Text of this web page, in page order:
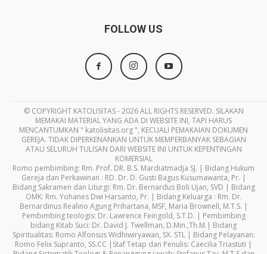
FOLLOW US
© COPYRIGHT KATOLISITAS - 2026 ALL RIGHTS RESERVED. SILAKAN
MEMAKAI MATERIAL YANG ADA DI WEBSITE INI, TAPI HARUS
MENCANTUMKAN " katolisitas.org ", KECUALI PEMAKAIAN DOKUMEN
GEREJA. TIDAK DIPERKENANKAN UNTUK MEMPERBANYAK SEBAGIAN
ATAU SELURUH TULISAN DARI WEBSITE INI UNTUK KEPENTINGAN
KOMERSIAL
Romo pembimbing: Rm. Prof. DR. B.S. Mardiatmadja SJ. | Bidang Hukum
Gereja dan Perkawinan : RD. Dr. D. Gusti Bagus Kusumawanta, Pr. |
Bidang Sakramen dan Liturgi: Rm. Dr. Bernardus Boli Ujan, SVD | Bidang
OMK: Rm. Yohanes Dwi Harsanto, Pr. | Bidang Keluarga : Rm. Dr.
Bernardinus Realino Agung Prihartana, MSF, Maria Brownell, M.T.S. |
Pembimbing teologis: Dr. Lawrence Feingold, S.T.D. | Pembimbing
bidang Kitab Suci: Dr. David J. Twellman, D.Min.,Th.M.| Bidang
Spiritualitas: Romo Alfonsus Widhiwiryawan, SX. STL | Bidang Pelayanan:
Romo Felix Supranto, SS.CC |Staf Tetap dan Penulis: Caecilia Triastuti |